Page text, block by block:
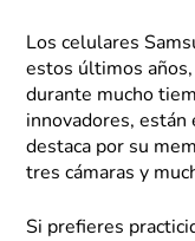
Los celulares
estos últimos
durante mucho
innovadores,
destaca por su
tres cámaras y
Si prefieres